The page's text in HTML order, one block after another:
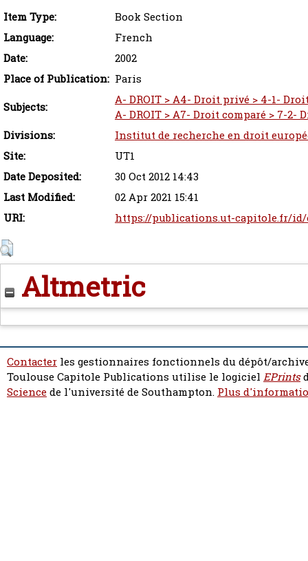
Item Type:
Book Section
Language:
French
Date:
2002
Place of Publication: Paris
Subjects:
A- DROIT > A4- Droit privé > 4-1-
A- DROIT > A7- Droit comparé > 7-2-
Divisions:
Institut de recherche en droit
Site:
UT1
Date Deposited:
30 Oct 2012 14:43
Last Modified:
02 Apr 2021 15:41
URI:
https://publications.ut-capitole.fr/
Altmetric
Contacter les gestionnaires fonctionnels du dépôt/
Toulouse Capitole Publications utilise le logiciel EPrints
Sciencede l'université de Southampton. Plus